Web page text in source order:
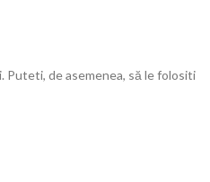
Puteti, de asemenea, să le folositi